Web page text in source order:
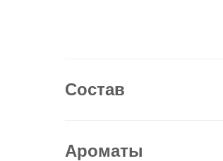
Состав
Ароматы